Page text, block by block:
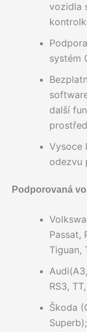
vozidla
systém
další
Vysoce
odezvu
Podporovaná
Passat,
Tiguan,
RS3,
Škoda
Superb);